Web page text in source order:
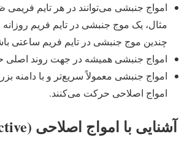
امواج جنبشی می‌توانند در هر تایم فریمی
مثال، یک موج جنبشی در تایم فریم
چندین موج جنبشی در تایم فریم ساعتی
امواج جنبشی همیشه در جهت روند اصلی
امواج جنبشی معمولاً سریع‌تر و با دامنه
امواج اصلاحی حرکت می‌کنند.
آشنایی با امواج اصلاحی (Corrective)